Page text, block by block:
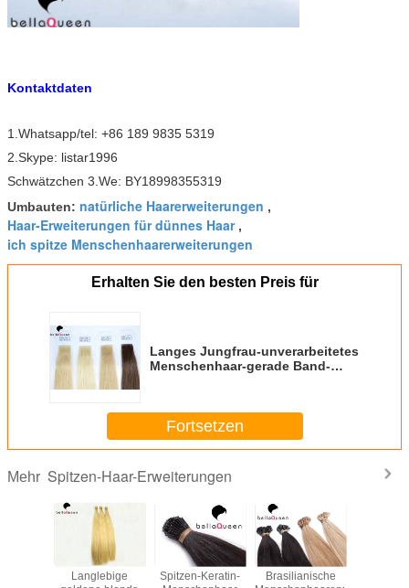
Kontaktdaten
1.Whatsapp/tel: +86 189 9835 5319
2.Skype: listar1996
Schwätzchen 3.We: BY18998355319
Umbauten: natürliche Haarerweiterungen ,
Haar-Erweiterungen für dünnes Haar,
ich spitze Menschenhaarerweiterungen
Erhalten Sie den besten Preis für
Langes Jungfrau-unverarbeitetes
Menschenhaar-gerade Band-
Fortsetzen
Mehr Spitzen-Haar-Erweiterungen
Langlebige
Spitzen-Keratin-
Brasilianische